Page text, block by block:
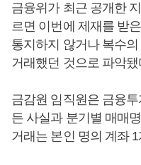
금융위가 최근 공개한
르면 이번에 제재를 받
통지하지 않거나 복수
거래했던 것으로 파악됐
금감원 임직원은 금융
든 사실과 분기별 매매
거래는 본인 명의 계좌